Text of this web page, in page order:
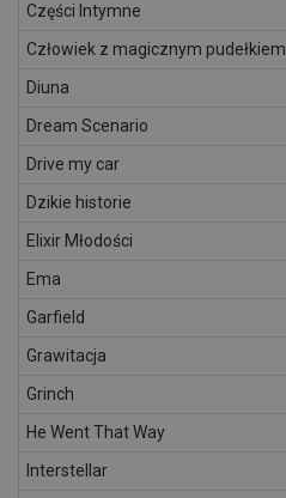
Części Intymne
Człowiek z magicznym pudełkiem
Diuna
Dream Scenario
Drive my car
Dzikie historie
Elixir Młodości
Ema
Garfield
Grawitacja
Grinch
He Went That Way
Interstellar